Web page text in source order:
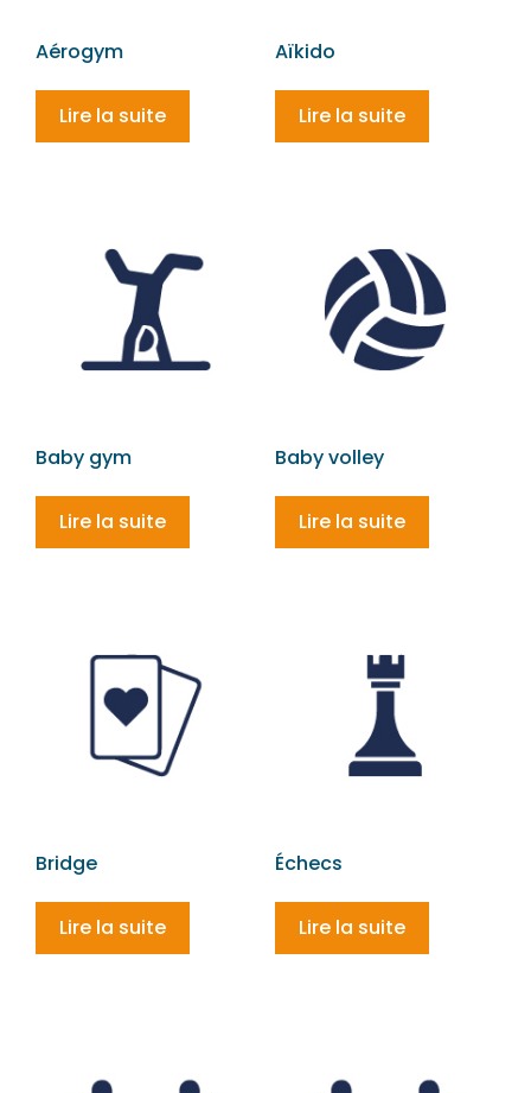
Aérogym
Lire la suite
Aïkido
Lire la suite
Baby gym
Lire la suite
Baby volley
Lire la suite
Bridge
Lire la suite
Échecs
Lire la suite